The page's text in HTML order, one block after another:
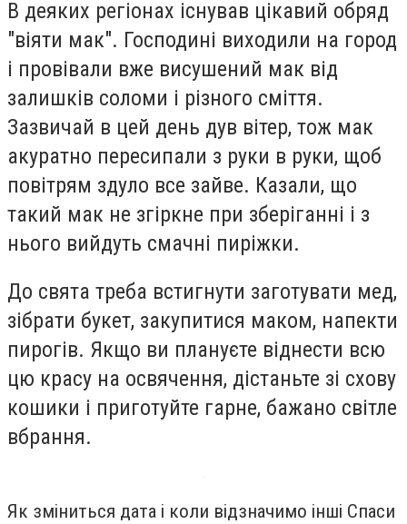
В деяких регіонах існував цікавий обряд
"віяти мак". Господині виходили на город
і провівали вже висушений мак від
залишків соломи і різного сміття.
Зазвичай в цей день дув вітер, тож мак
акуратно пересипали з руки в руки, щоб
повітрям здуло все зайве. Казали, що
такий мак не згіркне при зберіганні і з
нього вийдуть смачні пиріжки.
До свята треба встигнути заготувати мед,
зібрати букет, закупитися маком, напекти
пирогів. Якщо ви плануєте віднести всю
цю красу на освячення, дістаньте зі схову
кошики і приготуйте гарне, бажано світле
вбрання.
Як зміниться дата і коли відзначимо інші Спаси